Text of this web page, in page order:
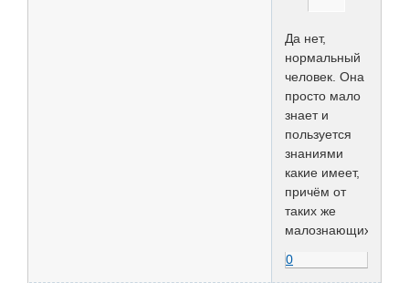
Да нет,
нормальный
человек. Она
просто мало
знает и
пользуется
знаниями
какие имеет,
причём от
таких же
малознающих.
0